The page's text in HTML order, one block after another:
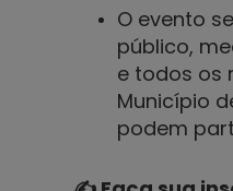
O evento
público,
e todos os
Município
podem